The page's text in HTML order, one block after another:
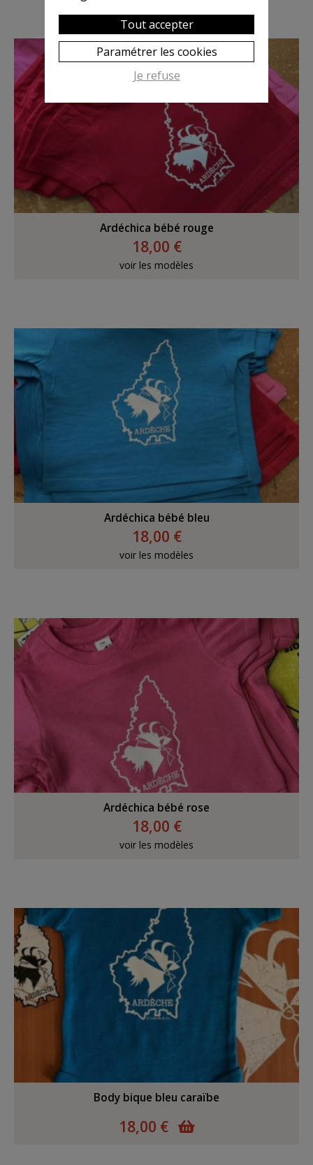
Ardéchica bébé rouge
18,00 €
voir les modèles
Ardéchica bébé bleu
18,00 €
voir les modèles
Ardéchica bébé rose
18,00 €
voir les modèles
Body bique bleu caraïbe
18,00 €
Tout accepter
Paramétrer les cookies
Je refuse